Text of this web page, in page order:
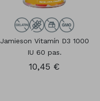
Jamieson Vitamín D3 1000
IU 60 pas.
10,45 €